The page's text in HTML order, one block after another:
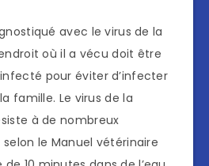
avec le virus de la
où il a vécu doit être
pour éviter d’infecter
famille. Le virus de la
à de nombreux
le Manuel vétérinaire